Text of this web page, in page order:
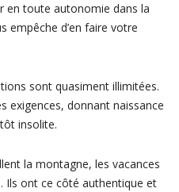
en toute autonomie dans la
empêche d’en faire votre
sont quasiment illimitées.
exigences, donnant naissance
insolite.
la montagne, les vacances
Ils ont ce côté authentique et